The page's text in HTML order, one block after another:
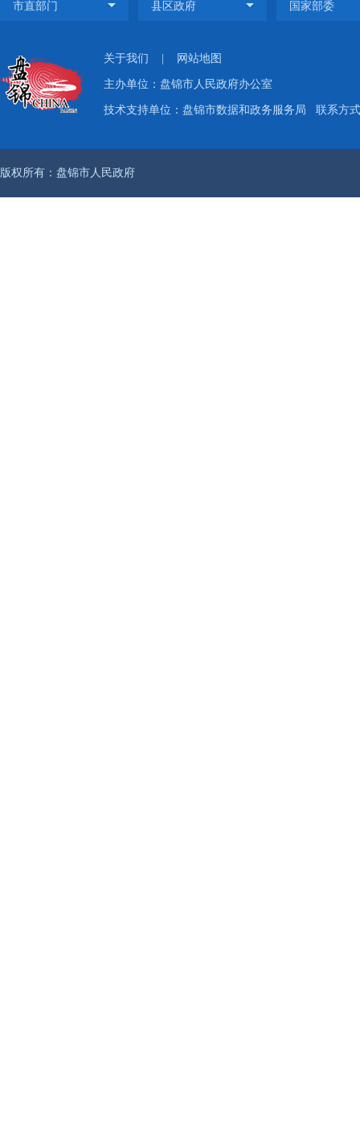
关于我们 网站地图
主办单位：盘锦市人民政府办公室
技术支持单位：盘锦市数据和政务服务局 联系方
版权所有：盘锦市人民政府